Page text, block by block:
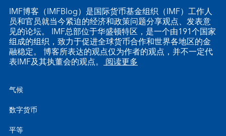
IMF博客（IMFBlog）是国际货币基金组织（IMF）工作人
员和官员就当今紧迫的经济和政策问题分享观点、发表意
见的论坛。 IMF总部位于华盛顿特区，是一个由191个国家
组成的组织，致力于促进全球货币合作和世界各地区的金
融稳定。 博客所表达的观点仅为作者的观点，并不一定代
表IMF及其执董会的观点。 阅读更多
气候
数字货币
平等